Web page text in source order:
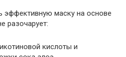
эффективную маску на основе
разочарует:
кислоты и